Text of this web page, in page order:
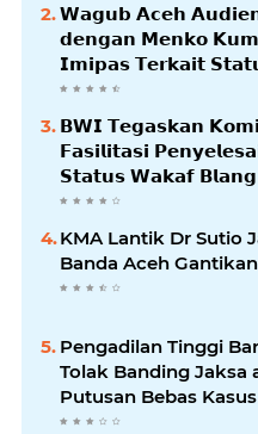
𝗪𝗮𝗴𝘂𝗯 𝗔𝗰𝗲𝗵
𝗱𝗲𝗻𝗴𝗮𝗻 𝗠𝗲𝗻𝗸𝗼
𝗜𝗺𝗶𝗽𝗮𝘀 𝗧𝗲𝗿𝗸𝗮𝗶𝘁
𝗕𝗹𝗮𝗻𝗴𝗽𝗮𝗱𝗮𝗻𝗴
𝗕𝗪𝗜 𝗧𝗲𝗴𝗮𝘀𝗸𝗮𝗻
𝗙𝗮𝘀𝗶𝗹𝗶𝘁𝗮𝘀𝗶
𝗦𝘁𝗮𝘁𝘂𝘀 𝗪𝗮𝗸𝗮𝗳
KMA Lantik Dr Sutio
Banda Aceh
Pengadilan Tinggi
Tolak Banding Jaksa
Putusan Bebas
Wastafel